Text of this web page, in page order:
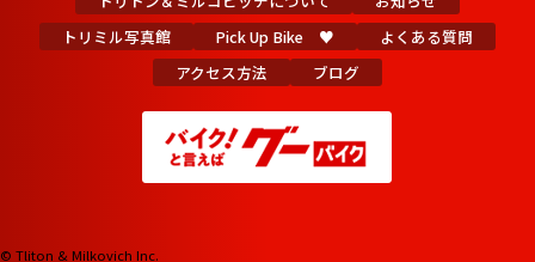
トリミル写真館
Pick Up Bike ♥
よくある質問
アクセス方法
ブログ
© Tliton & Milkovich Inc.